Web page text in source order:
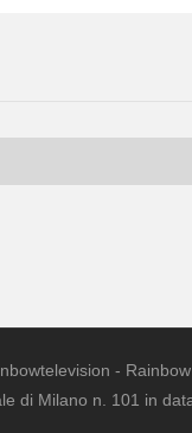
-
di Milano n. 101 in